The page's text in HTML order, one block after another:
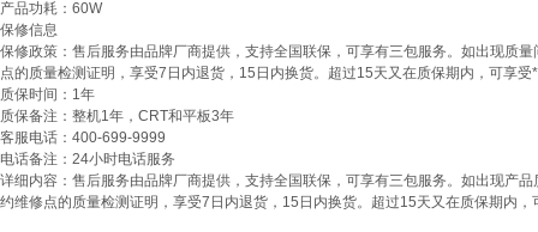
产品功耗： 60W
保修信息
保修政策： 售后服务由品牌厂商提供，支持全国联保，可享有三包服务。如出现质
点的质量检测证明，享受7日内退货，15日内换货。超过15天又在质保期内，可享受
质保时间： 1年
质保备注： 整机1年，CRT和平板3年
客服电话： 400-699-9999
电话备注： 24小时电话服务
详细内容： 售后服务由品牌厂商提供，支持全国联保，可享有三包服务。如出现产
约维修点的质量检测证明，享受7日内退货，15日内换货。超过15天又在质保期内